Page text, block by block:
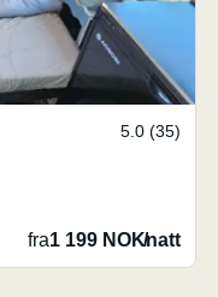
5.0 (35)
fra1 199 NOK/natt